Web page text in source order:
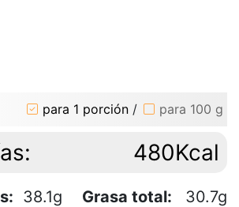
para 1 porción / para 100 g
480Kcal
38.1g Grasa total:
30.7g